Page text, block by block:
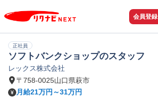
会員登録
正社員
ソフトバンクショップのスタッフ
レックス株式会社
〒758-0025山口県萩市
月給21万円～31万円